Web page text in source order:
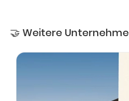
🤝 Weitere